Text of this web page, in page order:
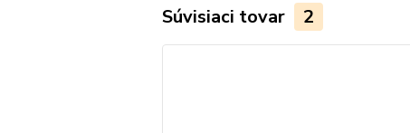
Súvisiaci tovar 2